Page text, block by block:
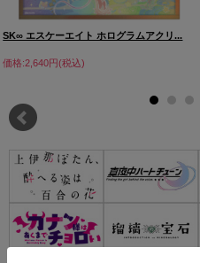
SK∞ エスケーエイト ホログラムアクリ...
価格:2,640円(税込)